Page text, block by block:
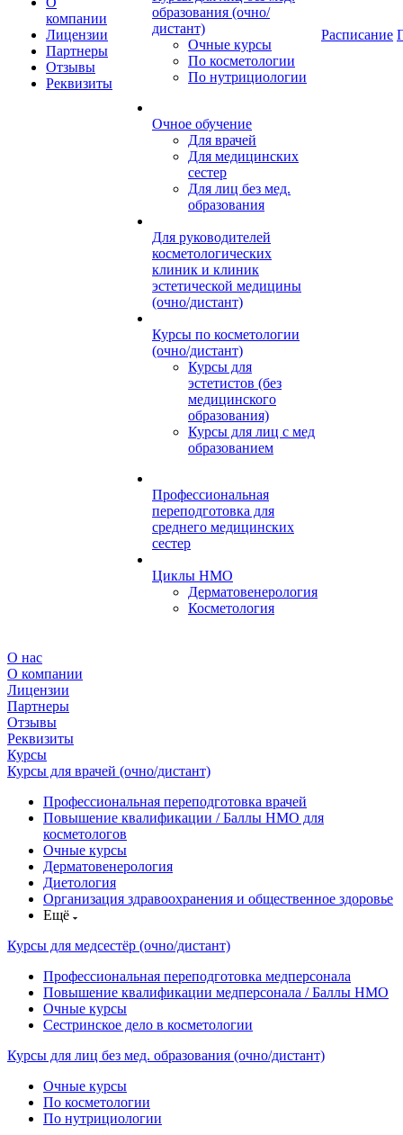
компании
Лицензии
Партнеры
Отзывы
Реквизиты
образования (очно/
дистант)
Очные курсы
По косметологии
По нутрициологии
Очное обучение
Для врачей
Для медицинских
сестер
Для лиц без мед.
образования
Для руководителей
косметологических
клиник и клиник
эстетической медицины
(очно/дистант)
Курсы по косметологии
(очно/дистант)
Курсы для
эстетистов (без
медицинского
образования)
Курсы для лиц с мед
образованием
Профессиональная
переподготовка для
среднего медицинских
сестер
Циклы НМО
Дерматовенерология
Косметология
Расписание
О нас
О компании
Лицензии
Партнеры
Отзывы
Реквизиты
Курсы
Курсы для врачей (очно/дистант)
Профессиональная переподготовка врачей
Повышение квалификации / Баллы НМО для
косметологов
Очные курсы
Дерматовенерология
Диетология
Организация здравоохранения и общественное здоровье
Ещё
Курсы для медсестёр (очно/дистант)
Профессиональная переподготовка медперсонала
Повышение квалификации медперсонала / Баллы НМО
Очные курсы
Сестринское дело в косметологии
Курсы для лиц без мед. образования (очно/дистант)
Очные курсы
По косметологии
По нутрициологии